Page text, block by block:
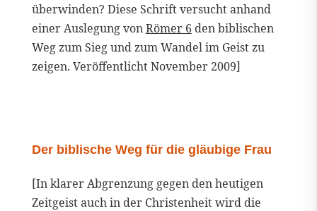
überwinden? Diese Schrift versucht anhand
einer Auslegung vonRömer 6 den biblischen
Weg zum Sieg und zum Wandel im Geist zu
zeigen. Veröffentlicht November 2009]
Der biblische Weg für die gläubige Frau
[In klarer Abgrenzung gegen den heutigen
Zeitgeist auch in der Christenheit wird die